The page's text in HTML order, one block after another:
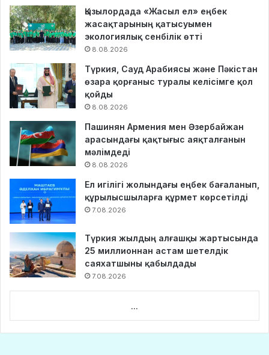
Қызылордада «Жасыл ел» еңбек
жасақтарының қатысуымен
экологиялық сенбілік өтті
8.08.2026
Түркия, Сауд Арабиясы және Пәкістан
өзара қорғаныс туралы келісімге қол
қойды
8.08.2026
Пашинян Армения мен Әзербайжан
арасындағы қақтығыс аяқталғанын
мәлімдеді
8.08.2026
Ел игілігі жолындағы еңбек бағаланып,
құрылысшыларға құрмет көрсетілді
7.08.2026
Түркия жылдың алғашқы жартысында
25 миллионнан астам шетелдік
саяхатшыны қабылдады
7.08.2026
...